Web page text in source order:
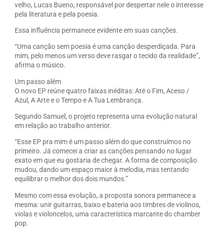
velho, Lucas Bueno, responsável por despertar nele o interesse
pela literatura e pela poesia.
Essa influência permanece evidente em suas canções.
“Uma canção sem poesia é uma canção desperdiçada. Para
mim, pelo menos um verso deve rasgar o tecido da realidade”,
afirma o músico.
Um passo além
O novo EP reúne quatro faixas inéditas: Até o Fim, Aceso /
Azul, A Arte e o Tempo e A Tua Lembrança.
Segundo Samuel, o projeto representa uma evolução natural
em relação ao trabalho anterior.
“Esse EP pra mim é um passo além do que construímos no
primeiro. Já comecei a criar as canções pensando no lugar
exato em que eu gostaria de chegar. A forma de composição
mudou, dando um espaço maior à melodia, mas tentando
equilibrar o melhor dos dois mundos.”
Mesmo com essa evolução, a proposta sonora permanece a
mesma: unir guitarras, baixo e bateria aos timbres de violinos,
violas e violoncelos, uma característica marcante do chamber
pop.